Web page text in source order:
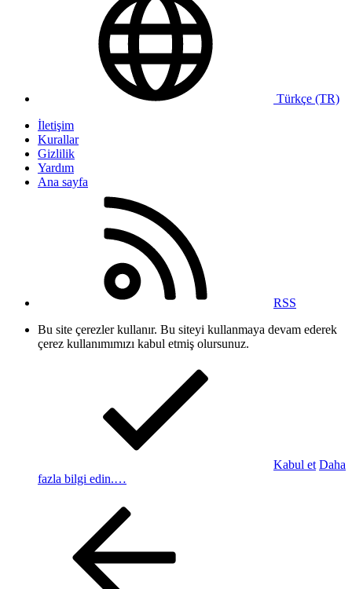
Türkçe (TR)
İletişim
Kurallar
Gizlilik
Yardım
Ana sayfa
RSS
Bu site çerezler kullanır. Bu siteyi kullanmaya devam ederek
çerez kullanımımızı kabul etmiş olursunuz.
Kabul et Daha
fazla bilgi edin.…